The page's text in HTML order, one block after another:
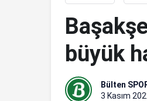
büyük
Bülten
3 Kasım